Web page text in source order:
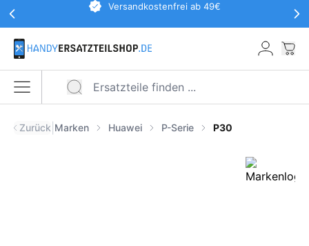
Zum Hauptinhalt springen
Werbeaktionen KopfzeileVersandkostenfrei ab 49€
Menü öffnen
Zurück Marken Huawei P-Serie P30